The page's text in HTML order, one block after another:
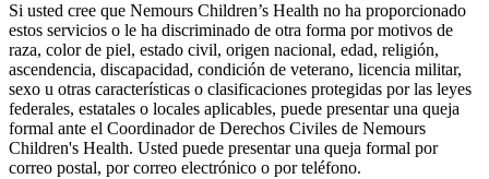
Si usted cree que Nemours Children’s Health no ha proporcionado
estos servicios o le ha discriminado de otra forma por motivos de
raza, color de piel, estado civil, origen nacional, edad, religión,
ascendencia, discapacidad, condición de veterano, licencia militar,
sexo u otras características o clasificaciones protegidas por las leyes
federales, estatales o locales aplicables, puede presentar una queja
formal ante el Coordinador de Derechos Civiles de Nemours
Children's Health. Usted puede presentar una queja formal por
correo postal, por correo electrónico o por teléfono.